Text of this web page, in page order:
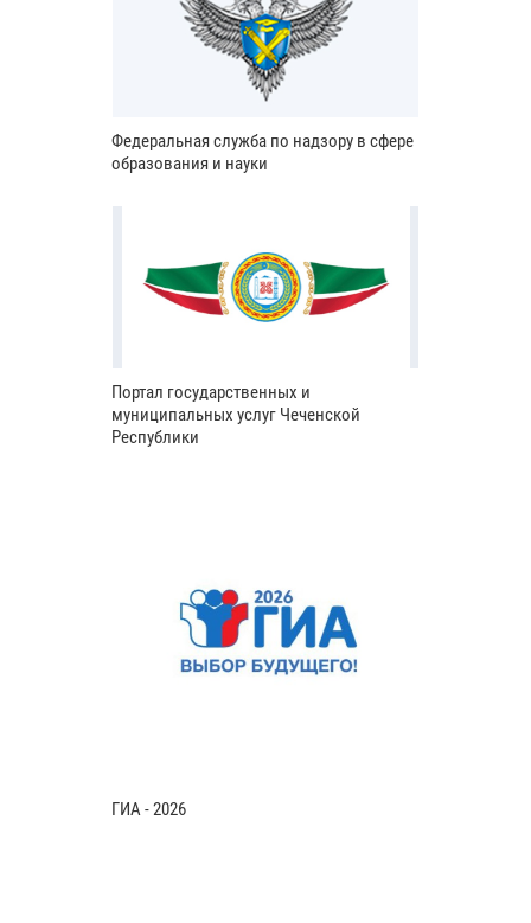
Федеральная служба по надзору в сфере
образования и науки
Портал государственных и
муниципальных услуг Чеченской
Республики
ГИА - 2026